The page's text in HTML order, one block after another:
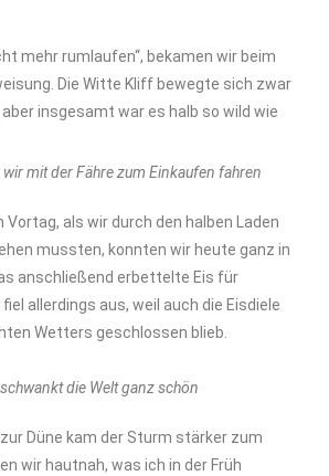
mehr rumlaufen“, bekamen wir beim
Die Witte Kliff bewegte sich zwar
insgesamt war es halb so wild wie
mit der Fähre zum Einkaufen fahren
Vortag, als wir durch den halben Laden
mussten, konnten wir heute ganz in
anschließend erbettelte Eis für
allerdings aus, weil auch die Eisdiele
Wetters geschlossen blieb.
die Welt ganz schön
Düne kam der Sturm stärker zum
wir hautnah, was ich in der Früh